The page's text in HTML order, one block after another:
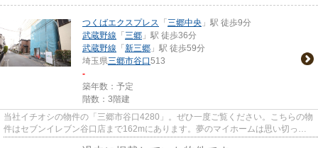
つくばエクスプレス 「 三郷中央 」駅 徒歩9分
武蔵野線 「 三郷 」駅 徒歩36分
武蔵野線 「 新三郷 」駅 徒歩59分
埼玉県三郷市谷口513
-
築年数：予定
階数：3階建
当社イチオシの物件の「三郷市谷口4280」。ぜひ一度ご覧ください。こちらの物
件はセブンイレブン谷口店まで162mにあります。夢のマイホームは思い切って